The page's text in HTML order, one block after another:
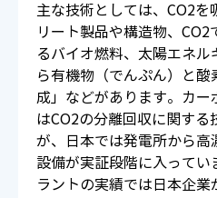
主な技術としては、CO2を
リート製品や構造物、CO2
るバイオ燃料、太陽エネ
ら有機物（でんぷん）と
成」などがあります。カ
はCO2の分離回収に関する
が、日本では発電所から高
設備が実証段階に入ってい
ラントの実績では日本企